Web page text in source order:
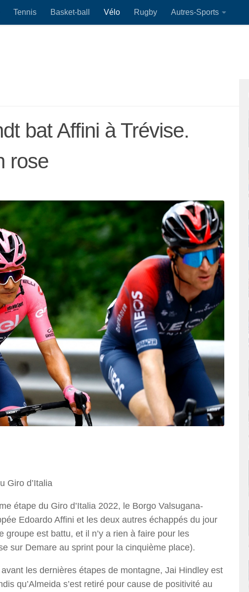
Tennis Basket-ball Vélo Rugby Autres-Sports
bat Affini à Trévise.
rose
Giro d’Italia
étape du Giro d’Italia 2022, le Borgo Valsugana-
Edoardo Affini et les deux autres échappés du jour
est battu, et il n’y a rien à faire pour les
sur Demare au sprint pour la cinquième place).
les dernières étapes de montagne, Jai Hindley est
qu’Almeida s’est retiré pour cause de positivité au